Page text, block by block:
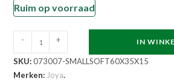
Ruim op voorraad
Joya
Kickshield
Small
- + IN
SKU:073007-SMALLSOFT60X35X15
Merken: Joya.